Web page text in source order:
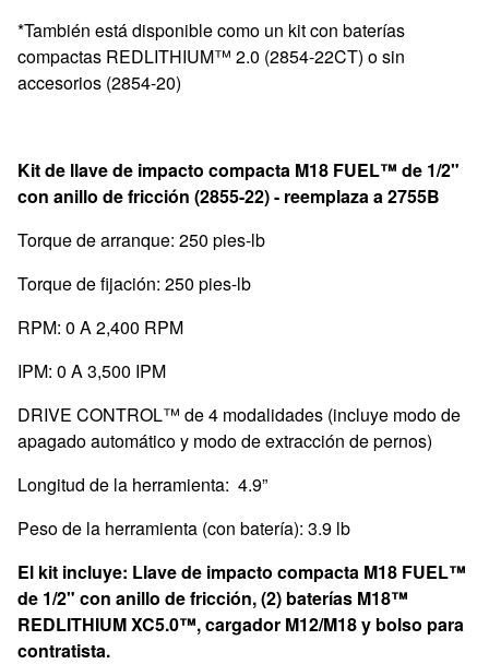
*También está disponible como un kit con baterías
compactas REDLITHIUM™ 2.0 (2854-22CT) o sin
accesorios (2854-20)
Kit de llave de impacto compacta M18 FUEL™ de 1/2"
con anillo de fricción (2855-22) - reemplaza a 2755B
Torque de arranque: 250 pies-lb
Torque de fijación: 250 pies-lb
RPM: 0 A 2,400 RPM
IPM: 0 A 3,500 IPM
DRIVE CONTROL™ de 4 modalidades (incluye modo de
apagado automático y modo de extracción de pernos)
Longitud de la herramienta: 4.9”
Peso de la herramienta (con batería): 3.9 lb
El kit incluye: Llave de impacto compacta M18 FUEL™
de 1/2" con anillo de fricción,(2) baterías M18™
REDLITHIUM XC5.0™, cargador M12/M18 y bolso para
contratista.